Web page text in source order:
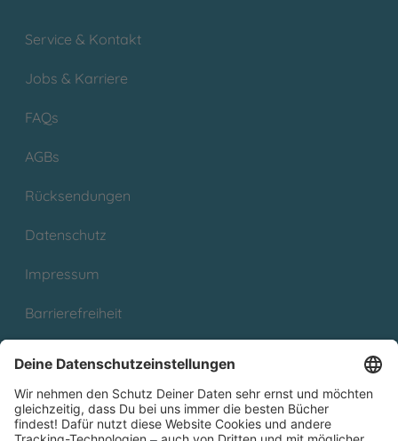
Service & Kontakt
Jobs & Karriere
FAQs
AGBs
Rücksendungen
Datenschutz
Impressum
Barrierefreiheit
Partnerprogramm (Affiliate)